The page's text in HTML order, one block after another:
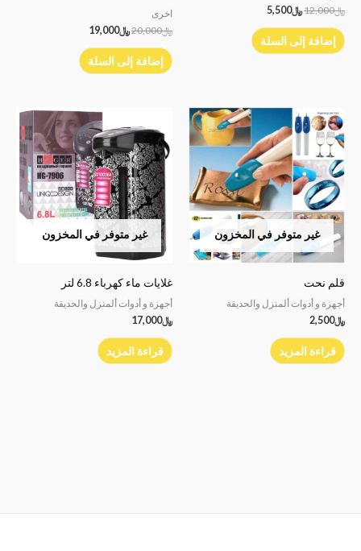
﷼12,000﷼5,500
إضافة إلى السلة
اخرى
﷼20,000﷼19,000
إضافة إلى السلة
غير متوفر في المخزون
قلم نحت
أجهزة و أدوات ألمنزل والحديقة
﷼2,500
قراءة المزيد
غير متوفر في المخزون
غلايات ماء كهرباء 6.8 لتر
أجهزة و أدوات ألمنزل والحديقة
﷼17,000
قراءة المزيد